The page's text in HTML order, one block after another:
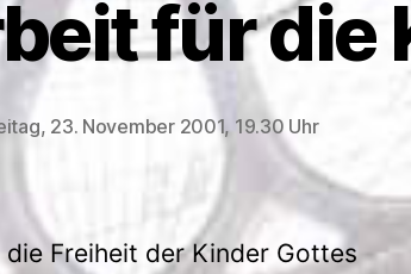
für die
23. November 2001, 19.30 Uhr
Freiheit der Kinder Gottes